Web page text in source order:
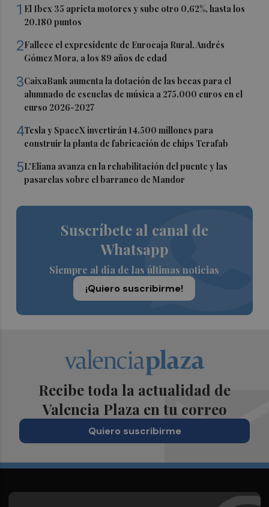
1 El Ibex 35 aprieta motores y sube otro 0,62%, hasta los
20.180 puntos
2Fallece el expresidente de Eurocaja Rural, Andrés
Gómez Mora, a los 89 años de edad
3CaixaBank aumenta la dotación de las becas para el
alumnado de escuelas de música a 275.000 euros en el
curso 2026-2027
4Tesla y SpaceX invertirán 14.500 millones para
construir la planta de fabricación de chips Terafab
5L'Eliana avanza en la rehabilitación del puente y las
pasarelas sobre el barranco de Mandor
Suscríbete al canal de
Whatsapp
Siempre al día de las últimas noticias
¡Quiero suscribirme!
Recibe toda la actualidad de
Valencia Plaza en tu correo
Quiero suscribirme